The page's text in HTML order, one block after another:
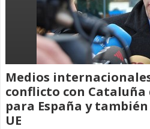
Medios
conflicto con Cataluña
para España y
UE